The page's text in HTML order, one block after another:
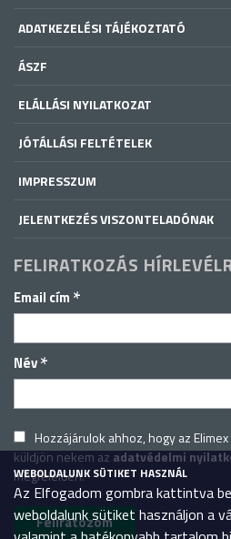
ADATKEZELÉSI TÁJÉKOZTATÓ
ÁSZF
ELÁLLÁSI NYILATKOZAT
JÓTÁLLÁSI FELTÉTELEK
IMPRESSZUM
JELENTKEZÉS VISZONTELADÓNAK
FELIRATKOZÁS
Email cím *
Név*
Hozzájárulok ahhoz, hogy az
küldjön nekem azadatvédelmi
megfelelően.
WEBOLDALUNK SÜTIKET HASZNÁL
Az Elfogadom gombra kattintva
weboldalunk sütiket használjon a